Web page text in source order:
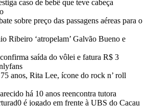
caso de bebê que teve cabeça
sobre preço das passagens aéreas para o
Ribeiro ‘atropelam’ Galvão Bueno e
saída do vôlei e fatura R$ 3
anos, Rita Lee, ícone do rock n’ roll
há 10 anos reencontra tutora
é jogado em frente à UBS do Cacau